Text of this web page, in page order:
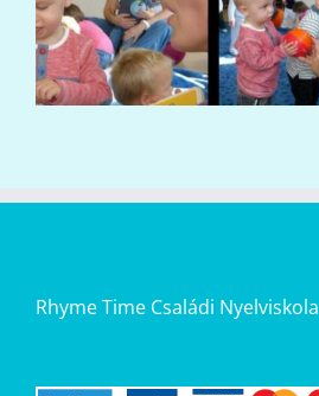
Rhyme Time Családi Nyelviskola